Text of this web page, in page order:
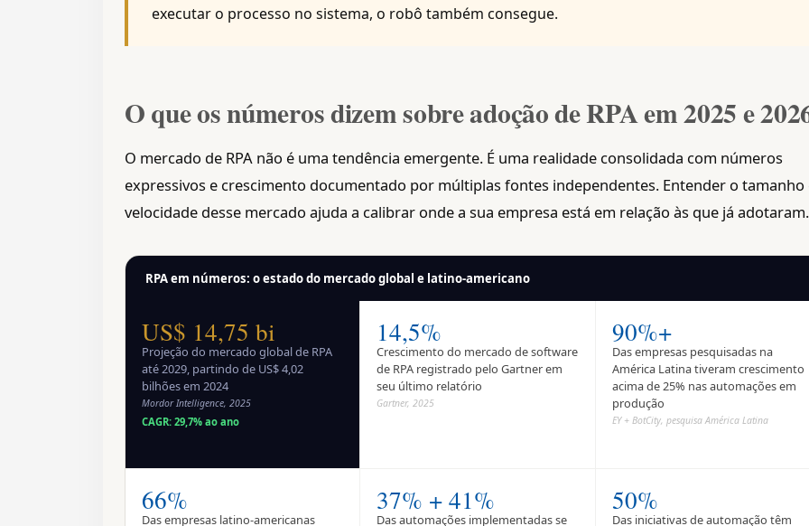
executar o processo no sistema, o robô também consegue.
O que os números dizem sobre adoção de RPA em 2025 e
O mercado de RPA não é uma tendência emergente. É uma realidade consolidada com números
expressivos e crescimento documentado por múltiplas fontes independentes. Entender o tamanho
velocidade desse mercado ajuda a calibrar onde a sua empresa está em relação às que já adotaram.
RPA em números: o estado do mercado global e latino-americano
US$ 14,75 bi
Projeção do mercado global de RPA
até 2029, partindo de US$ 4,02
bilhões em 2024
Mordor Intelligence, 2025
CAGR: 29,7% ao ano
14,5%
Crescimento do mercado de software
de RPA registrado pelo Gartner em
seu último relatório
Gartner, 2025
90%+
Das empresas pesquisadas na
América Latina tiveram crescimento
acima de 25% nas automações em
produção
EY + BotCity, pesquisa América Latina
66%
Das empresas latino-americanas
37% + 41%
Das automações implementadas se
50%
Das iniciativas de automação têm